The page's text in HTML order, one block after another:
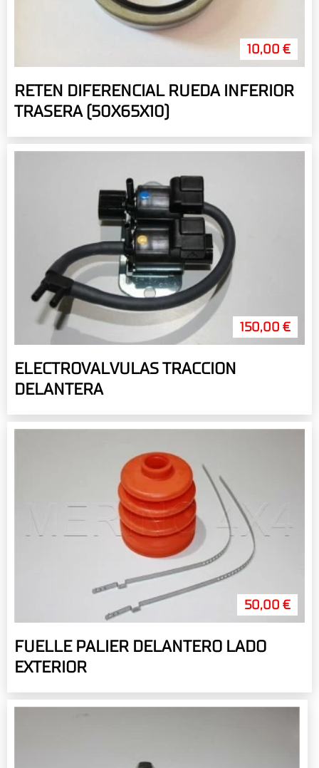
10,00 €
RETEN DIFERENCIAL RUEDA INFERIOR
TRASERA (50X65X10)
150,00 €
ELECTROVALVULAS TRACCION
DELANTERA
50,00 €
FUELLE PALIER DELANTERO LADO
EXTERIOR